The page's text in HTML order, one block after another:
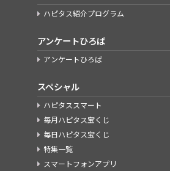
ハピタス紹介プログラム
アンケートひろば
アンケートひろば
スペシャル
ハピタススマート
毎月ハピタス宝くじ
毎日ハピタス宝くじ
特集一覧
スマートフォンアプリ